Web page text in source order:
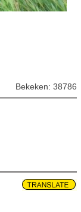
Bekeken: 38786